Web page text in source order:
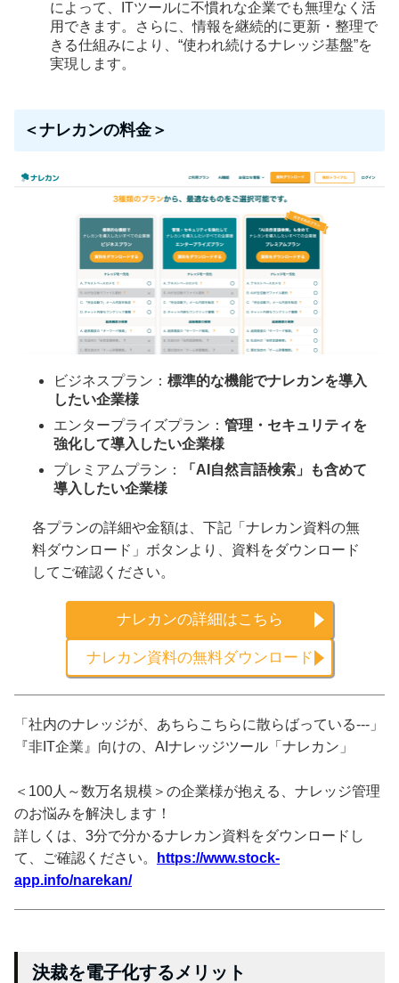
によって、ITツールに不慣れな企業でも無理なく活
用できます。さらに、情報を継続的に更新・整理で
きる仕組みにより、“使われ続けるナレッジ基盤”を
実現します。
＜ナレカンの料金＞
ビジネスプラン： 標準的な機能でナレカンを導入
したい企業様
エンタープライズプラン： 管理・セキュリティを
強化して導入したい企業様
プレミアムプラン：
「AI自然言語検索」も含めて
導入したい企業様
各プランの詳細や金額は、下記「ナレカン資料の無
料ダウンロード」ボタンより、資料をダウンロード
してご確認ください。
ナレカンの詳細はこちら
ナレカン資料の無料ダウンロード
「社内のナレッジが、あちらこちらに散らばっている---」
『非IT企業』向けの、AIナレッジツール「ナレカン」
＜100人～数万名規模＞の企業様が抱える、ナレッジ管理
のお悩みを解決します！
詳しくは、3分で分かるナレカン資料をダウンロードし
て、ご確認ください。
https://www.stock-
app.info/narekan/
決裁を電子化するメリット